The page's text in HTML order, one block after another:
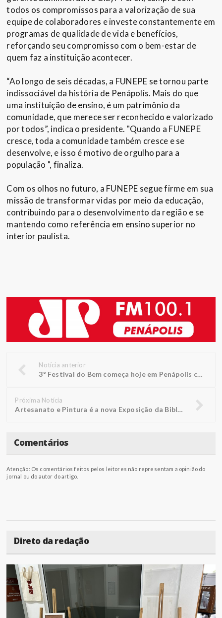
todos os compromissos para a valorização de sua
equipe de colaboradores e investe constantemente em
programas de qualidade de vida e benefícios,
reforçando seu compromisso com o bem-estar de
quem faz a instituição acontecer.
“Ao longo de seis décadas, a FUNEPE se tornou parte
indissociável da história de Penápolis. Mais do que
uma instituição de ensino, é um patrimônio da
comunidade, que merece ser reconhecido e valorizado
por todos”, indica o presidente. "Quando a FUNEPE
cresce, toda a comunidade também cresce e se
desenvolve, e isso é motivo de orgulho para a
população ", finaliza.
Com os olhos no futuro, a FUNEPE segue firme em sua
missão de transformar vidas por meio da educação,
contribuindo para o desenvolvimento da região e se
mantendo como referência em ensino superior no
interior paulista.
Notícia anterior
3º Festival do Bem começa hoje em Penápolis com show da dupla Henrique & Diego
Próxima Notícia
Artesanato e Pintura é a nova Exposição da Biblioteca FUNEPE
Comentários
Atenção: Os comentários feitos pelos leitores não representam a opinião do
jornal ou do autor do artigo.
Direto da redação